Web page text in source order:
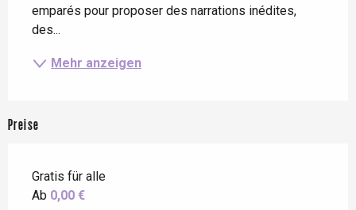
emparés pour proposer des narrations inédites,
des...
Mehr anzeigen
Preise
Gratis für alle
Ab 0,00 €